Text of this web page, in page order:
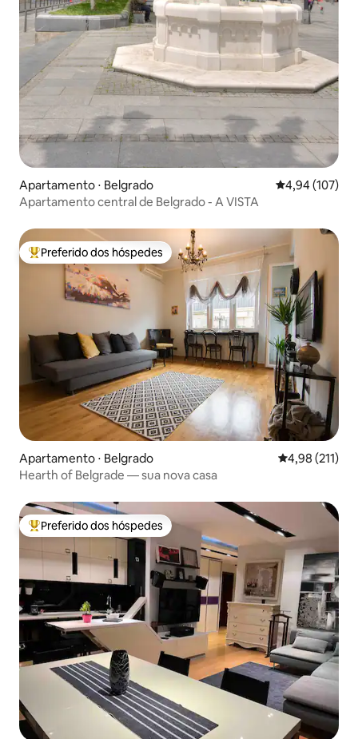
Apartamento ⋅ Belgrado 4,94 de uma
4,94 (107)
Apartamento central de Belgrado - A VISTA
Entre os melhores preferidos dos hóspedes
Preferido dos hóspedes
Apartamento ⋅ Belgrado 4,98 de uma
4,98 (211)
Hearth of Belgrade — sua nova casa
Entre os melhores preferidos dos hóspedes
Preferido dos hóspedes